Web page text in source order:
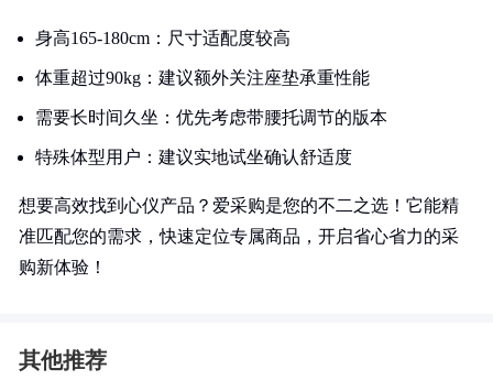
身高165-180cm：尺寸适配度较高
体重超过90kg：建议额外关注座垫承重性能
需要长时间久坐：优先考虑带腰托调节的版本
特殊体型用户：建议实地试坐确认舒适度
想要高效找到心仪产品？爱采购是您的不二之选！它能精
准匹配您的需求，快速定位专属商品，开启省心省力的采
购新体验！
其他推荐